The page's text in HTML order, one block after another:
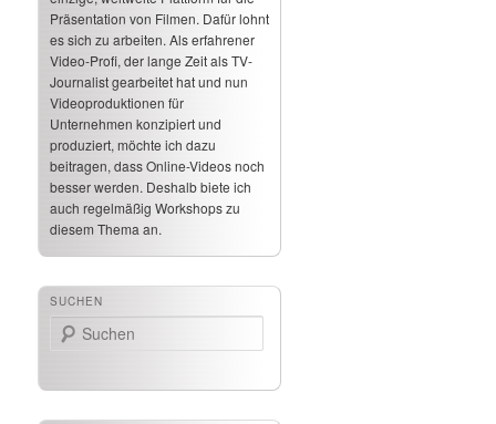
Präsentation von Filmen. Dafür lohnt
es sich zu arbeiten. Als erfahrener
Video-Profi, der lange Zeit als TV-
Journalist gearbeitet hat und nun
Videoproduktionen für
Unternehmen konzipiert und
produziert, möchte ich dazu
beitragen, dass Online-Videos noch
besser werden. Deshalb biete ich
auch regelmäßig Workshops zu
diesem Thema an.
SUCHEN
Suchen